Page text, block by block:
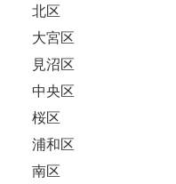
北区
大宮区
見沼区
中央区
桜区
浦和区
南区